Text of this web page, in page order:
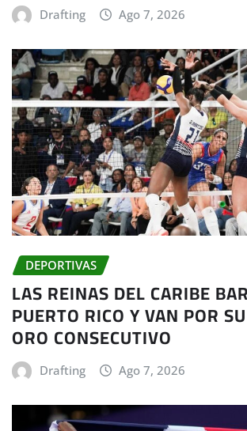
Drafting Ago 7, 2026
DEPORTIVAS
LAS REINAS DEL CARIBE
PUERTO RICO Y VAN POR
ORO CONSECUTIVO
Drafting Ago 7, 2026